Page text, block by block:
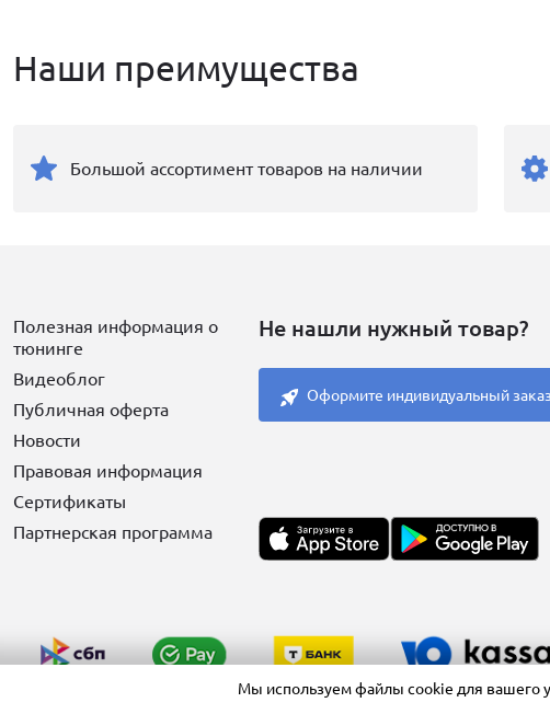
Наши преимущества
Большой ассортимент товаров на наличии
Мы используем файлы cookie для вашего
Полезная информация о
тюнинге
Видеоблог
Публичная оферта
Новости
Правовая информация
Сертификаты
Партнерская программа
Не нашли нужный товар?
Оформите индивидуальный заказ